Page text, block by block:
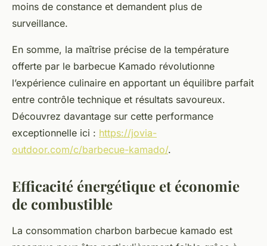
moins de constance et demandent plus de
surveillance.
En somme, la maîtrise précise de la température
offerte par le barbecue Kamado révolutionne
l’expérience culinaire en apportant un équilibre parfait
entre contrôle technique et résultats savoureux.
Découvrez davantage sur cette performance
exceptionnelle ici : https://jovia-
outdoor.com/c/barbecue-kamado/.
Efficacité énergétique et économie
de combustible
La consommation charbon barbecue kamado est